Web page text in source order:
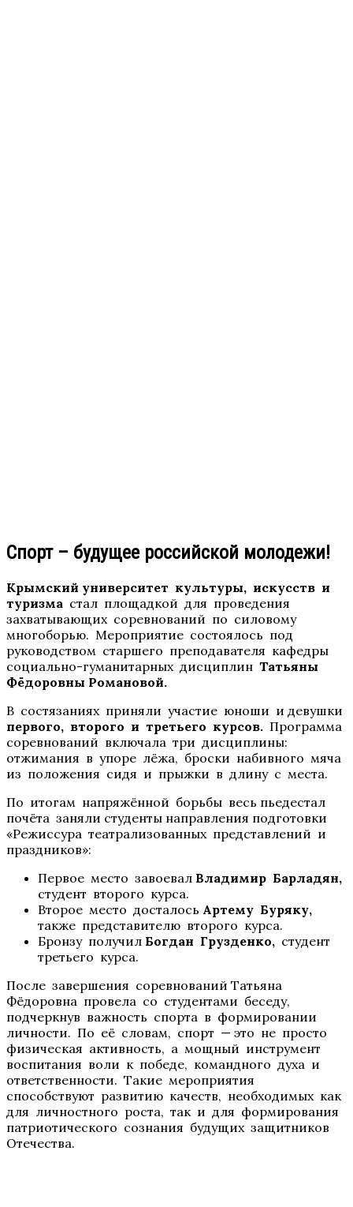
Спорт – будущее российской молодежи!
Крымский университет культуры, искусств и
туризма стал площадкой для проведения
захватывающих соревнований по силовому
многоборью. Мероприятие состоялось под
руководством старшего преподавателя кафедры
социально-гуманитарных дисциплин Татьяны
Фёдоровны Романовой.
В состязаниях приняли участие юноши и девушки
первого, второго и третьего курсов. Программа
соревнований включала три дисциплины:
отжимания в упоре лёжа, броски набивного мяча
из положения сидя и прыжки в длину с места.
По итогам напряжённой борьбы весь пьедестал
почёта заняли студенты направления подготовки
«Режиссура театрализованных представлений и
праздников»:
Первое место завоевал Владимир Барладян,
студент второго курса.
Второе место досталось Артему Буряку,
также представителю второго курса.
Бронзу получил Богдан Грузденко, студент
третьего курса.
После завершения соревнований Татьяна
Фёдоровна провела со студентами беседу,
подчеркнув важность спорта в формировании
личности. По её словам, спорт — это не просто
физическая активность, а мощный инструмент
воспитания воли к победе, командного духа и
ответственности. Такие мероприятия
способствуют развитию качеств, необходимых как
для личностного роста, так и для формирования
патриотического сознания будущих защитников
Отечества.